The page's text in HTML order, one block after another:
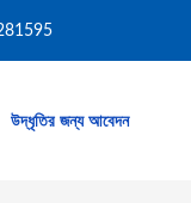
উদ্ধৃতির জন্য আবেদন